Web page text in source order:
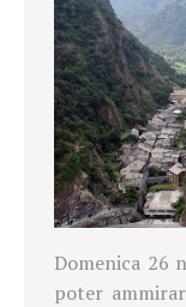
Domenica 26
poter